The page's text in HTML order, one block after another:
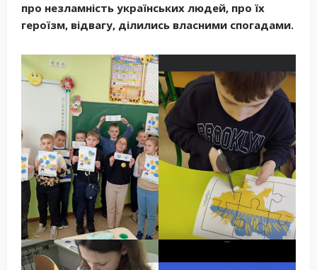
про незламність українських людей, про їх
героїзм, відвагу, ділились власними спогадами.